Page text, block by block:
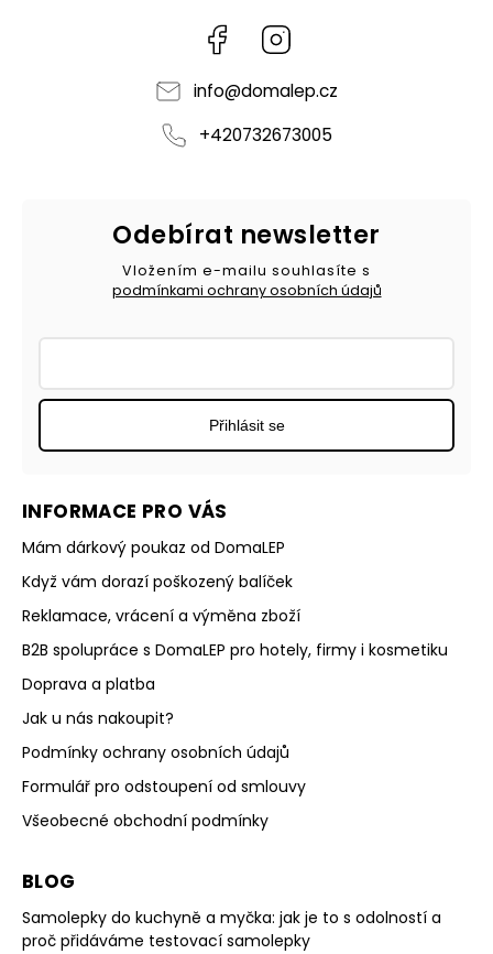
Facebook
info@domalep.cz
+420732673005
INFORMACE PRO VÁS
Mám dárkový poukaz od DomaLEP
Když vám dorazí poškozený balíček
Reklamace, vrácení a výměna zboží
B2B spolupráce s DomaLEP pro hotely, firmy i kosmetiku
Doprava a platba
Jak u nás nakoupit?
Podmínky ochrany osobních údajů
Formulář pro odstoupení od smlouvy
Všeobecné obchodní podmínky
BLOG
Samolepky do kuchyně a myčka: jak je to s odolností a
proč přidáváme testovací samolepky
Odebírat newsletter
Vložením e-mailu souhlasíte s
podmínkami ochrany osobních údajů
Přihlásit se